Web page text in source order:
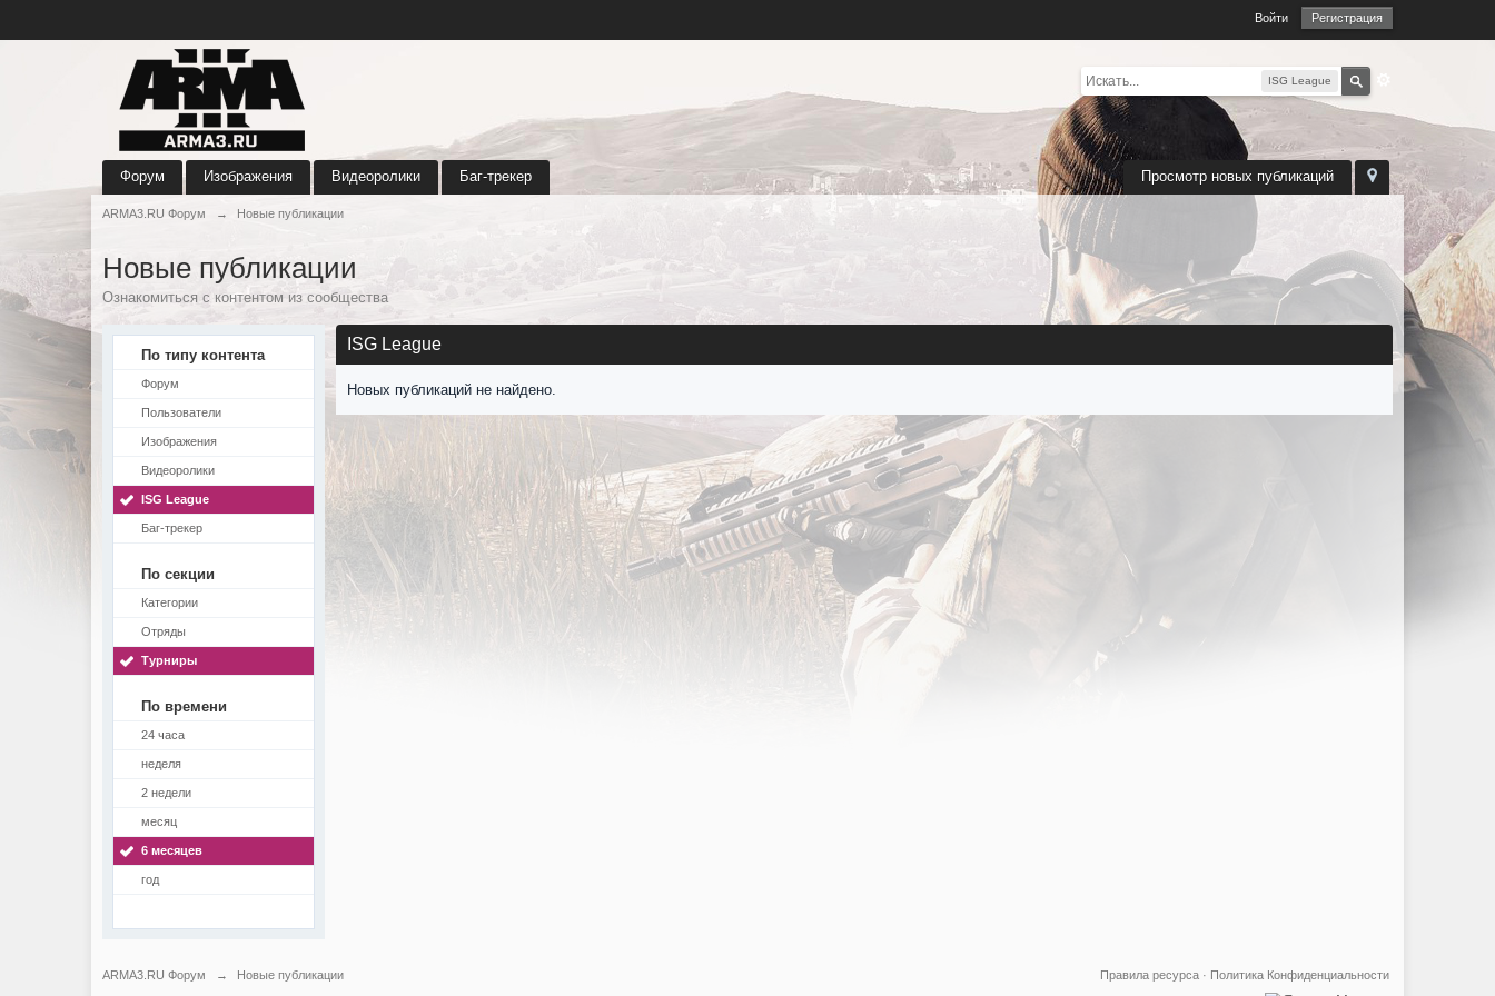
Войти Регистрация
ISG League
Просмотр новых публикаций
Форум Изображения Видеоролики Баг-трекер
ARMA3.RU Форум → Новые публикации
Новые публикации
Ознакомиться с контентом из сообщества
По типу контента
Форум
Пользователи
Изображения
Видеоролики
ISG League
Баг-трекер
По секции
Категории
Отряды
Турниры
По времени
24 часа
неделя
2 недели
месяц
6 месяцев
год
ISG League
Новых публикаций не найдено.
ARMA3.RU Форум → Новые публикации Политика Конфиденциальности
Правила ресурса ·